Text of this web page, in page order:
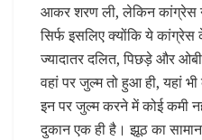
आकर शरण ली, लेकिन कांग्रेस
सिर्फ इसलिए क्योंकि ये
ज्यादातर दलित, पिछड़े और
वहां पर जुल्म तो हुआ ही, यहां
इन पर जुल्म करने में कोई कमी
दुकान एक ही है। झूठ का